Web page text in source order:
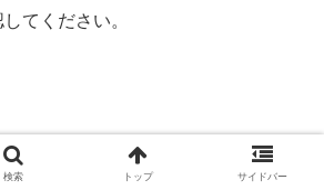
てください。
Pixel 7a に挿入する
7a の電源を切り、SIMトレイを開
検索 トップ サイドバー